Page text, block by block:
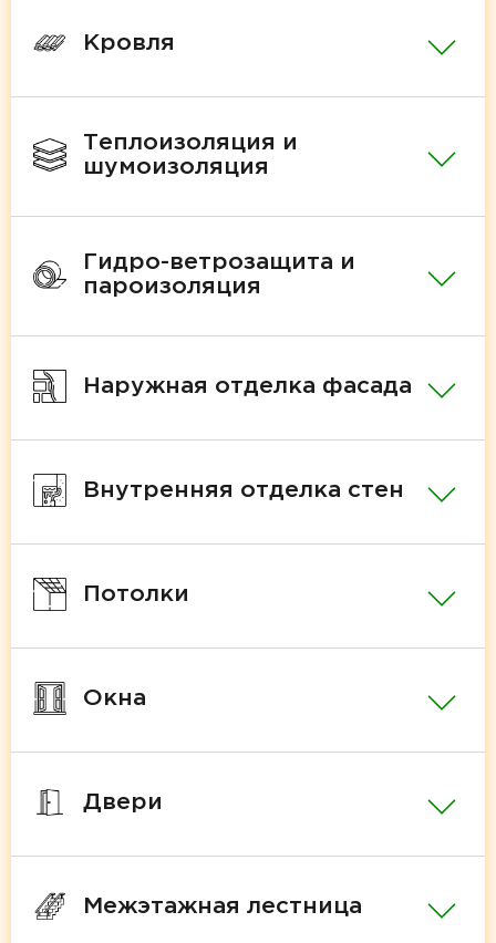
Кровля
Теплоизоляция и
шумоизоляция
Гидро-ветрозащита и
пароизоляция
Наружная отделка фасада
Внутренняя отделка стен
Потолки
Окна
Двери
Межэтажная лестница